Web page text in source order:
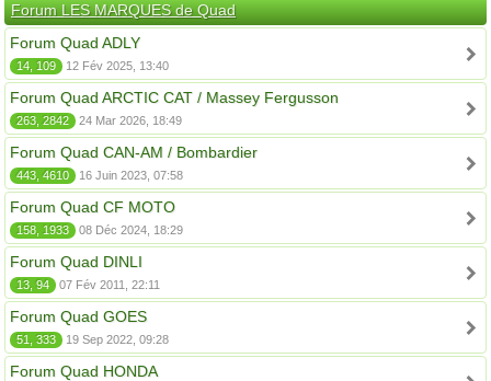
Forum LES MARQUES de Quad
Forum Quad ADLY
14, 109 12 Fév 2025, 13:40
Forum Quad ARCTIC CAT / Massey Fergusson
263, 2842 24 Mar 2026, 18:49
Forum Quad CAN-AM / Bombardier
443, 4610 16 Juin 2023, 07:58
Forum Quad CF MOTO
158, 1933 08 Déc 2024, 18:29
Forum Quad DINLI
13, 94 07 Fév 2011, 22:11
Forum Quad GOES
51, 333 19 Sep 2022, 09:28
Forum Quad HONDA